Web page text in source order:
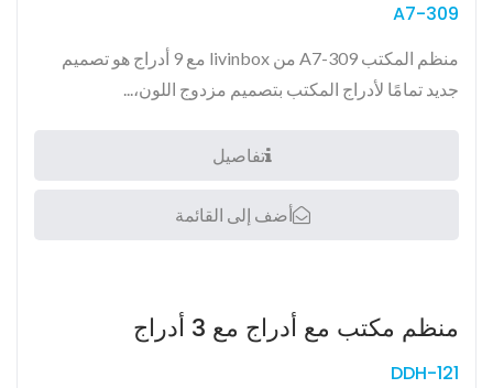
A7-309
منظم المكتب A7-309 من livinbox مع 9 أدراج هو تصميم
جديد تمامًا لأدراج المكتب بتصميم مزدوج اللون،...
تفاصيل
أضف إلى القائمة
منظم مكتب مع أدراج مع 3 أدراج
DDH-121